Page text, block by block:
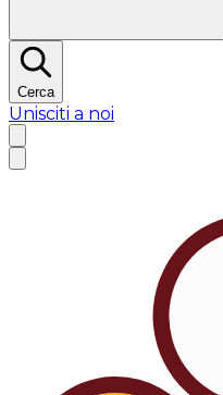
Cerca
Unisciti a noi